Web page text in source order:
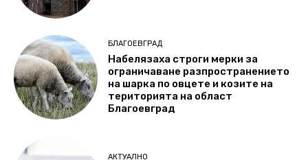
БЛАГОЕВГРАД
Набелязаха строги мерки за
ограничаване разпространението
на шарка по овцете и козите на
територията на област
Благоевград
АКТУАЛНО